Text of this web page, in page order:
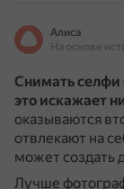
Алиса
Снимать селфи
это искажает
оказываются
отвлекают на
может создать
Лучше